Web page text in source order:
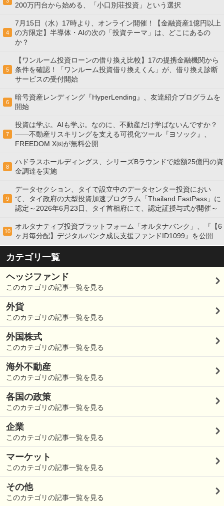
200万円台から始める、「小口別荘投資」という選択
4
7月15日（水）17時より、オンライン開催！【金融資産1億円以上
の方限定】半導体・AIの次の「投資テーマ」は、どこにあるの
か？
5
【ワンルーム投資ローンの借り換え比較】17の提携金融機関から
条件を確認！「ワンルーム投資借り換えくん」が、借り換え診断
サービスの受付開始
6
暗号資産レンディング『HyperLending』、友達紹介プログラムを
開始
7
投資は学ぶ。AIも学ぶ。なのに、不動産だけ学ばないんですか？
——不動産リスキリングを支える可視化ツール『ヨソック』、
FREEDOM X㈱が無料公開
8
ハドラスホールディングス、シリーズBラウンドで総額25億円の資
金調達を実施
9
データセクション、タイで設立中のデータセンター投資におい
て、タイ政府の大型投資加速プログラム「Thailand FastPass」に
認定～2026年6月23日、タイ首相府にて、認定証授与式が開催～
10
オルタナティブ投資プラットフォーム「オルタナバンク」、『【6
ヶ月毎分配】デジタルバンク成長支援ファンドID1099』を公開
カテゴリ一覧
ヘッジファンド
このカテゴリの記事一覧を見る
外貨
このカテゴリの記事一覧を見る
外国株式
このカテゴリの記事一覧を見る
海外不動産
このカテゴリの記事一覧を見る
各国の政策
このカテゴリの記事一覧を見る
企業
このカテゴリの記事一覧を見る
マーケット
このカテゴリの記事一覧を見る
その他
このカテゴリの記事一覧を見る